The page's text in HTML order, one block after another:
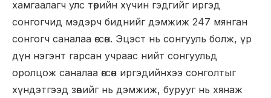
хамгаалагч улс төрийн хүчин гэдгийг иргэд
сонгогчид мэдэрч биднийг дэмжиж 247 мянган
сонгогч саналаа өгсөн. Эцэст нь сонгууль болж, үр
дүн нэгэнт гарсан учраас нийт сонгуульд
оролцож саналаа өгсөн иргэдийнхээ сонголтыг
хүндэтгээд зөвийг нь дэмжиж, бурууг нь хянаж